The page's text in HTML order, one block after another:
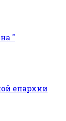
"
епархии